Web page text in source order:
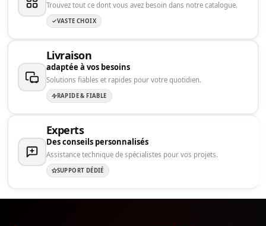
Trouvez tout ce dont vous avez besoin dans notre catalogue.
VASTE CHOIX
Livraison
adaptée à vos besoins
Solutions fiables et rapides pour votre quotidien.
RAPIDE & FIABLE
Experts
Des conseils personnalisés
Assistance technique de spécialistes pour vos projets.
SUPPORT DÉDIÉ